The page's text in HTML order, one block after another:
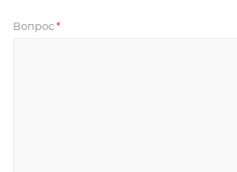
Вопрос *